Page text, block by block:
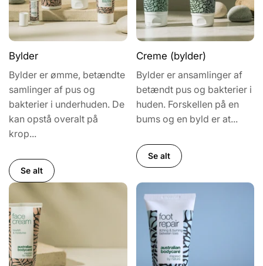
Bylder
Bylder er ømme, betændte
samlinger af pus og
bakterier i underhuden. De
kan opstå overalt på
krop...
Se alt
Creme (bylder)
Bylder er ansamlinger af
betændt pus og bakterier i
huden. Forskellen på en
bums og en byld er at...
Se alt